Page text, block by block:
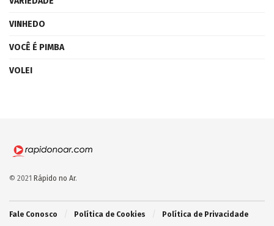
VINHEDO
VOCÊ É PIMBA
VOLEI
© 2021 Rápido no Ar.
Fale Conosco Política de Cookies Política de Privacidade